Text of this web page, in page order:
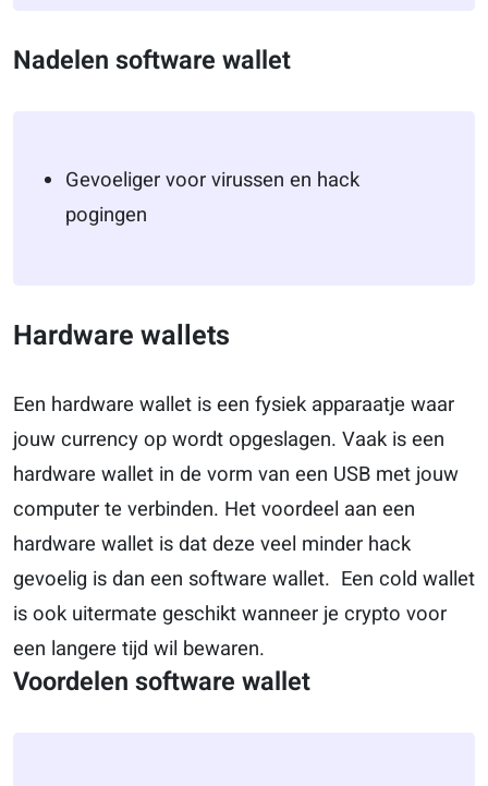
Nadelen software wallet
Gevoeliger voor virussen en hack
pogingen
Hardware wallets
Een hardware wallet is een fysiek apparaatje waar
jouw currency op wordt opgeslagen. Vaak is een
hardware wallet in de vorm van een USB met jouw
computer te verbinden. Het voordeel aan een
hardware wallet is dat deze veel minder hack
gevoelig is dan een software wallet. Een cold wallet
is ook uitermate geschikt wanneer je crypto voor
een langere tijd wil bewaren.
Voordelen software wallet